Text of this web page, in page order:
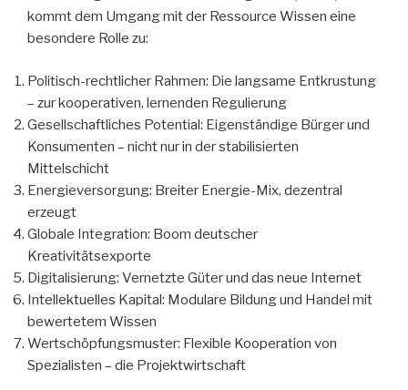
kommt dem Umgang mit der Ressource Wissen eine
besondere Rolle zu:
Politisch-rechtlicher Rahmen: Die langsame Entkrustung
– zur kooperativen, lernenden Regulierung
Gesellschaftliches Potential: Eigenständige Bürger und
Konsumenten – nicht nur in der stabilisierten
Mittelschicht
Energieversorgung: Breiter Energie-Mix, dezentral
erzeugt
Globale Integration: Boom deutscher
Kreativitätsexporte
Digitalisierung: Vernetzte Güter und das neue Internet
Intellektuelles Kapital: Modulare Bildung und Handel mit
bewertetem Wissen
Wertschöpfungsmuster: Flexible Kooperation von
Spezialisten – die Projektwirtschaft